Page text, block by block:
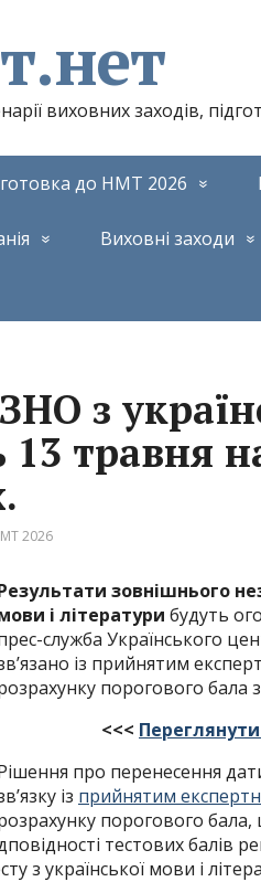
виховних заходів,
до НМТ 2026
Виховні заходи
з
13 травня
2026
зовнішнього
і літератури будуть
служба Українського
із прийнятим
порогового бала
<<<
про перенесення
із прийнятим
порогового
тестових балів
з української мови і